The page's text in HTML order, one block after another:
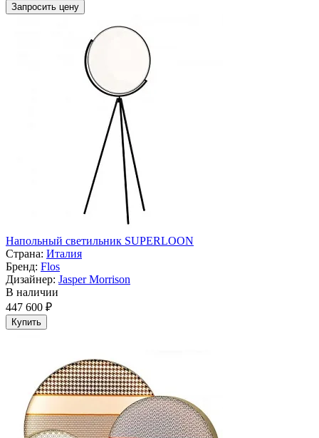
Запросить цену
Напольный светильник SUPERLOON
Страна: Италия
Бренд: Flos
Дизайнер: Jasper Morrison
В наличии
447 600 ₽
Купить